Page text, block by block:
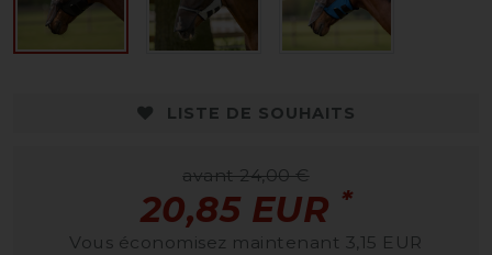
LISTE DE SOUHAITS
avant 24,00 €
20,85 EUR *
Vous économisez maintenant 3,15 EUR